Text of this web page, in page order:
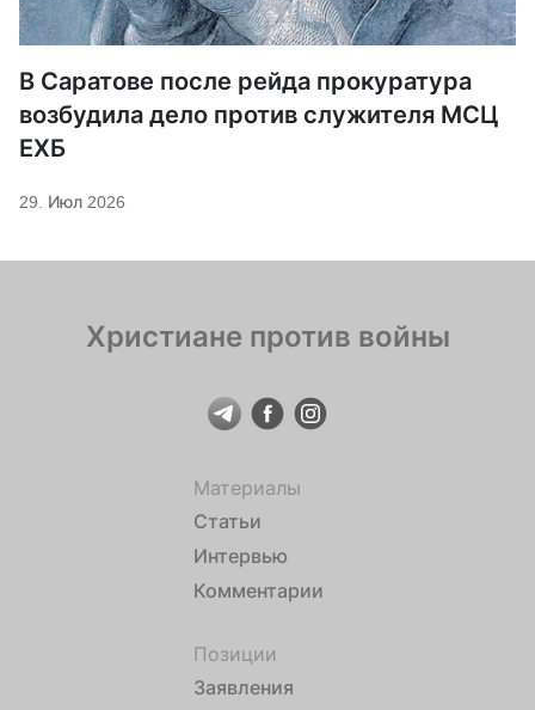
В Саратове после рейда прокуратура
возбудила дело против служителя МСЦ
ЕХБ
29. Июл 2026
Христиане против войны
Материалы
Статьи
Интервью
Комментарии
Позиции
Заявления